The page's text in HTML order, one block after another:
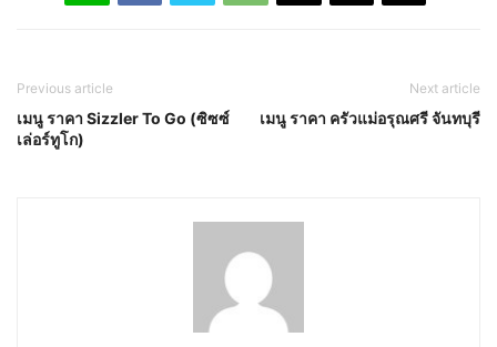
Previous article
เมนู ราคา Sizzler To Go (ซิซซ์
เล่อร์ทูโก)
Next article
เมนู ราคา ครัวแม่อรุณศรี จันทบุรี